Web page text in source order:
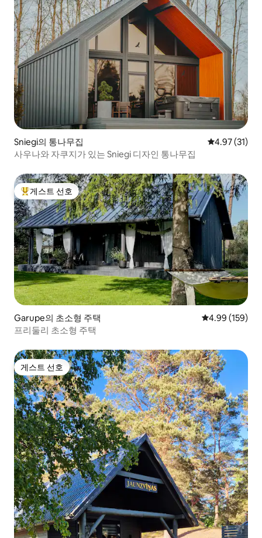
Sniegi의 통나무집 평점 4.97점
4.97 (31)
사우나와 자쿠지가 있는 Sniegi 디자인 통나무집
상위 게스트 선호
게스트 선호
Garupe의 초소형 주택 평점 4.99점(5
4.99 (159)
프리둘리 초소형 주택
게스트 선호
게스트 선호